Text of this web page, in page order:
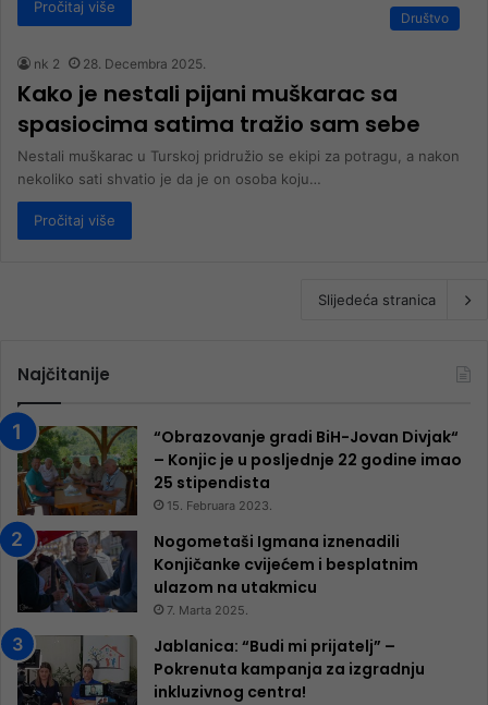
Pročitaj više
Društvo
nk 2 28. Decembra 2025.
Kako je nestali pijani muškarac sa
spasiocima satima tražio sam sebe
Nestali muškarac u Turskoj pridružio se ekipi za potragu, a nakon
nekoliko sati shvatio je da je on osoba koju…
Pročitaj više
Slijedeća stranica
Najčitanije
“Obrazovanje gradi BiH-Jovan Divjak“
– Konjic je u posljednje 22 godine imao
25 ​​stipendista
15. Februara 2023.
Nogometaši Igmana iznenadili
Konjičanke cvijećem i besplatnim
ulazom na utakmicu
7. Marta 2025.
Jablanica: “Budi mi prijatelj” –
Pokrenuta kampanja za izgradnju
inkluzivnog centra!